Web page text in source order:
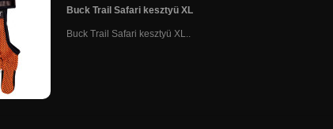
Buck Trail Safari kesztyü XL
Buck Trail Safari kesztyü XL..